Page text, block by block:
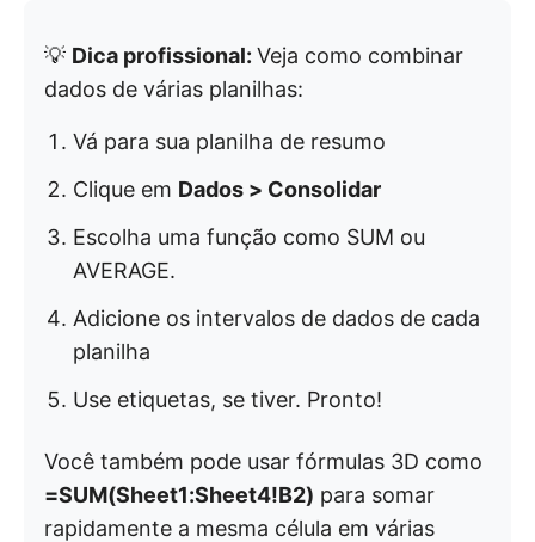
💡 Dica profissional: Veja como combinar
dados de várias planilhas:
Vá para sua planilha de resumo
Clique em Dados > Consolidar
Escolha uma função como SUM ou
AVERAGE.
Adicione os intervalos de dados de cada
planilha
Use etiquetas, se tiver. Pronto!
Você também pode usar fórmulas 3D como
=SUM(Sheet1:Sheet4!B2) para somar
rapidamente a mesma célula em várias